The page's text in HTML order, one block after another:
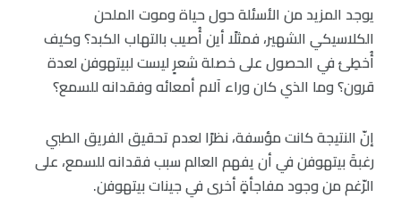
يوجد المزيد من الأسئلة حول حياة وموت الملحن
الكلاسيكي الشهير، فمثلًا أين أُصيب بالتهاب الكبد؟ وكيف
أُخطِئ في الحصول على خصلة شعرٍ ليست لبيتهوفن لعدة
قرون؟ وما الذي كان وراء آلام أمعائه وفقدانه للسمع؟
إنّ النتيجة كانت مؤسفة، نظرًا لعدم تحقيق الفريق الطبي
رغبةَ بيتهوفن في أن يفهم العالم سبب فقدانه للسمع، على
الرّغم من وجود مفاجأةٍ أخرى في جينات بيتهوفن.